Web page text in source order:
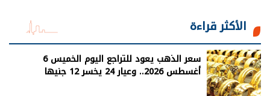
الأكثر قراءة
سعر الذهب يعود للتراجع اليوم الخميس 6
أغسطس 2026.. وعيار 24 يخسر 12 جنيها